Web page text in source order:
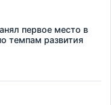
первое место в
темпам развития